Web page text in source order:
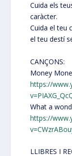
Cuida els
caràcter.
Cuida el teu
el teu destí
CANÇONS:
Money
https://
What a
https://
LLIBRES I